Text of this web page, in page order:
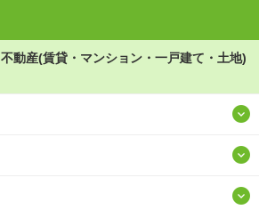
動産(賃貸・マンション・一戸建て・土地)